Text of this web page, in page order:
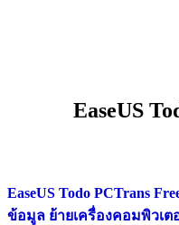
EaseUS
EaseUS Todo PCTrans
ข้อมูล ย้ายเครื่องคอมพิวเต